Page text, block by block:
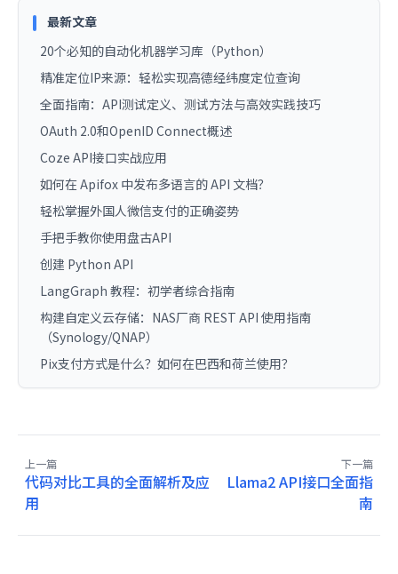
最新文章
20个必知的自动化机器学习库（Python）
精准定位IP来源：轻松实现高德经纬度定位查询
全面指南：API测试定义、测试方法与高效实践技巧
OAuth 2.0和OpenID Connect概述
Coze API接口实战应用
如何在 Apifox 中发布多语言的 API 文档？
轻松掌握外国人微信支付的正确姿势
手把手教你使用盘古API
创建 Python API
LangGraph 教程：初学者综合指南
构建自定义云存储：NAS厂商 REST API 使用指南
（Synology/QNAP）
Pix支付方式是什么？如何在巴西和荷兰使用？
上一篇
代码对比工具的全面解析及应
用
下一篇
Llama2 API接口全面指
南